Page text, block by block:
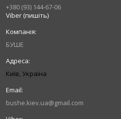
+380 (93) 144-67-06
Viber (пишіть)
БУШЕ
Київ, Україна
bushe.kiev.ua@gmail.com